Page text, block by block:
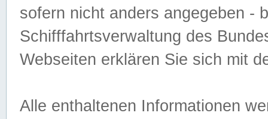
sofern nicht anders angegeben -
Schifffahrtsverwaltung des
Webseiten erklären Sie sich mit
Alle enthaltenen Informationen